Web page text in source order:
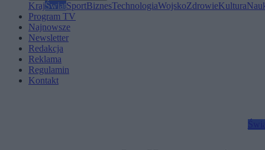
KrajŚwiatSportBiznesTechnologiaWojskoZdrowieKultura
Program TV
Najnowsze
Newsletter
Redakcja
Reklama
Regulamin
Kontakt